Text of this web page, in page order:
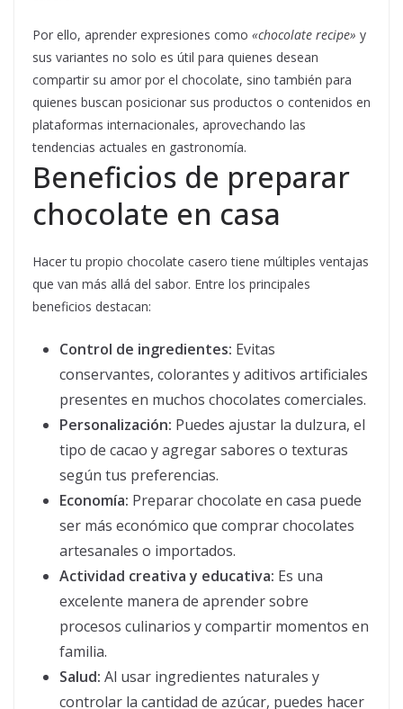
Por ello, aprender expresiones como «chocolate recipe» y
sus variantes no solo es útil para quienes desean
compartir su amor por el chocolate, sino también para
quienes buscan posicionar sus productos o contenidos en
plataformas internacionales, aprovechando las
tendencias actuales en gastronomía.
Beneficios de preparar
chocolate en casa
Hacer tu propio chocolate casero tiene múltiples ventajas
que van más allá del sabor. Entre los principales
beneficios destacan:
Control de ingredientes: Evitas
conservantes, colorantes y aditivos artificiales
presentes en muchos chocolates comerciales.
Personalización: Puedes ajustar la dulzura, el
tipo de cacao y agregar sabores o texturas
según tus preferencias.
Economía: Preparar chocolate en casa puede
ser más económico que comprar chocolates
artesanales o importados.
Actividad creativa y educativa: Es una
excelente manera de aprender sobre
procesos culinarios y compartir momentos en
familia.
Salud: Al usar ingredientes naturales y
controlar la cantidad de azúcar, puedes hacer